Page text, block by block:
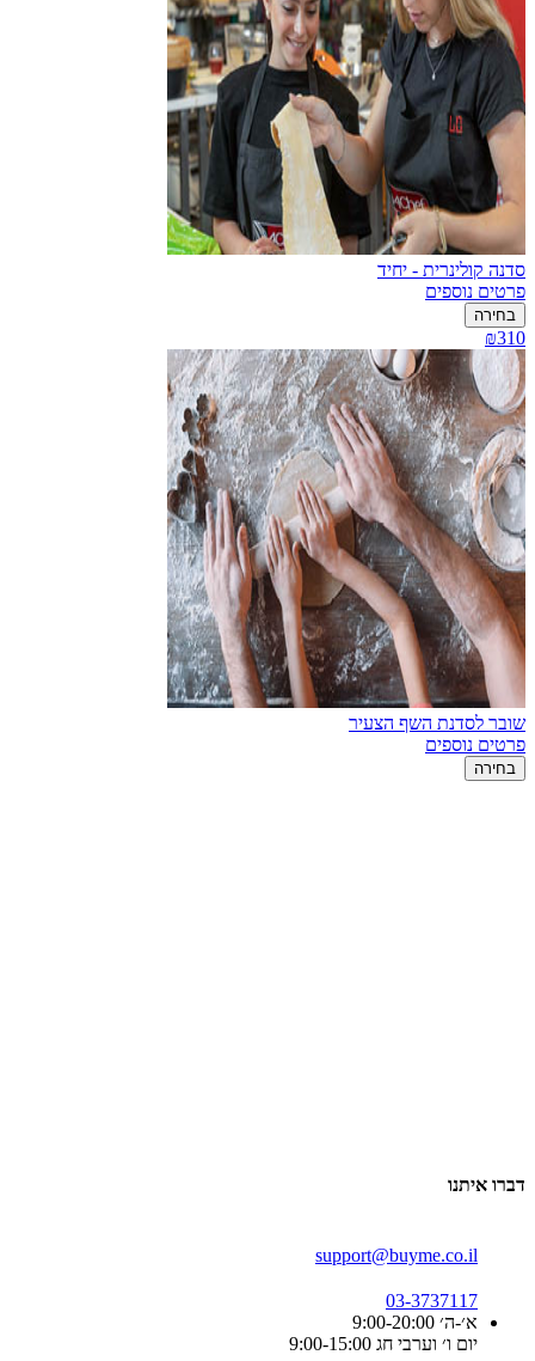
סדנה קולינרית - יחיד
פרטים נוספים
בחירה
₪310
שובר לסדנת השף הצעיר
פרטים נוספים
בחירה
דברו איתנו
support@buyme.co.il
03-3737117
א׳-ה׳ 9:00-20:00
יום ו׳ וערבי חג 9:00-15:00